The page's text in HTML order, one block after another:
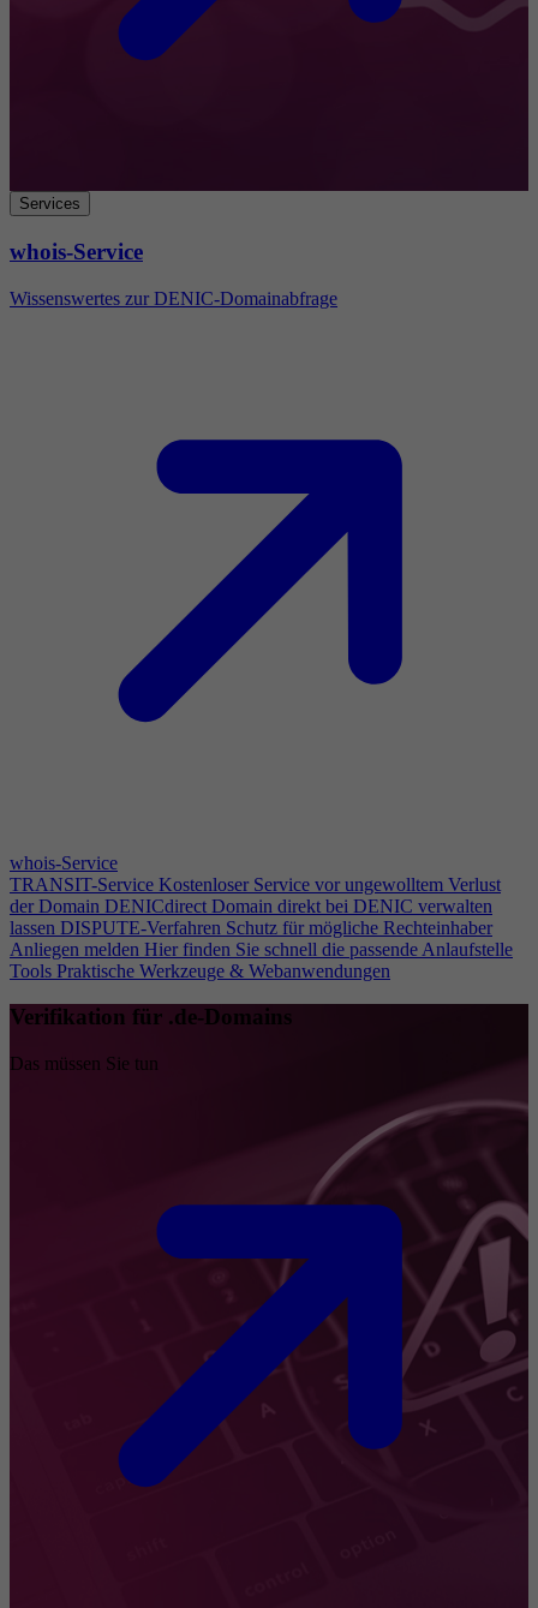
Services
whois-Service
Wissenswertes zur DENIC-Domainabfrage
whois-Service
TRANSIT-Service Kostenloser Service vor ungewolltem Verlust
der Domain DENICdirect Domain direkt bei DENIC verwalten
lassen DISPUTE-Verfahren Schutz für mögliche Rechteinhaber
Anliegen melden Hier finden Sie schnell die passende Anlaufstelle
Tools Praktische Werkzeuge & Webanwendungen
Verifikation für .de-Domains
Das müssen Sie tun